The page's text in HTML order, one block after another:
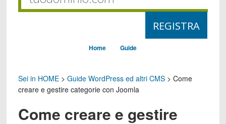
Home Guide
Sei in HOME> Guide WordPress ed altri CMS> Come
creare e gestire categorie con Joomla
Come creare e gestire